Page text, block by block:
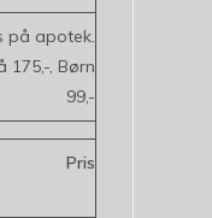
på apotek.
175,-, Børn
99,-
Pris